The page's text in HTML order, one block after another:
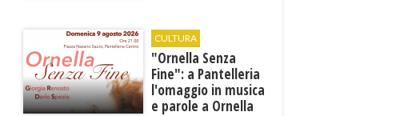
CULTURA
​"Ornella Senza
Fine": a Pantelleria
l'omaggio in musica
e parole a Ornella